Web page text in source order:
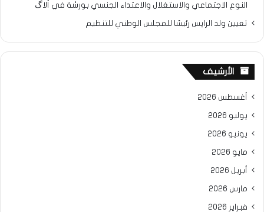
النوع الاجتماعي والاستغلال والاعتداء الجنسي بورشة في ألاگ
تعيين ولد الرايس رئيسًا للمجلس الوطني للتنظيم
الأرشيف
أغسطس 2026
يوليو 2026
يونيو 2026
مايو 2026
أبريل 2026
مارس 2026
فبراير 2026